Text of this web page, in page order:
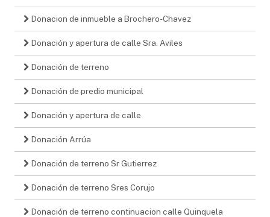
Donacion de inmueble a Brochero-Chavez
Donación y apertura de calle Sra. Aviles
Donación de terreno
Donación de predio municipal
Donación y apertura de calle
Donación Arrúa
Donación de terreno Sr Gutierrez
Donación de terreno Sres Corujo
Donación de terreno continuacion calle Quinquela